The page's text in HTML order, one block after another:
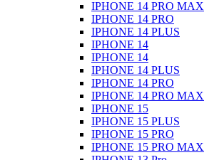
IPHONE 14 PRO MAX
IPHONE 14 PRO
IPHONE 14 PLUS
IPHONE 14
IPHONE 14
IPHONE 14 PLUS
IPHONE 14 PRO
IPHONE 14 PRO MAX
IPHONE 15
IPHONE 15 PLUS
IPHONE 15 PRO
IPHONE 15 PRO MAX